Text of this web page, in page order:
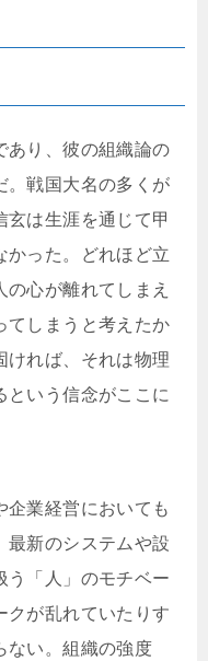
あり、彼の組織論の
。戦国大名の多くが
玄は生涯を通じて甲
かった。どれほど立
心が離れてしまえ
てしまうと考えたか
ければ、それは物理
という信念がここに
企業経営においても
最新のシステムや設
う「人」のモチベー
クが乱れていたりす
ない。組織の強度